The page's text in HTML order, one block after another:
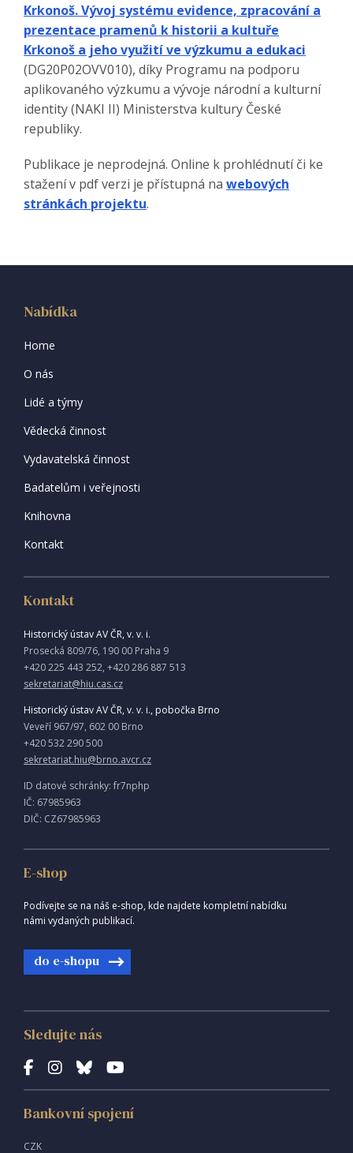
Krkonoš. Vývoj systému evidence, zpracování a
prezentace pramenů k historii a kultuře
Krkonoš a jeho využití ve výzkumu a edukaci
(DG20P02OVV010), díky Programu na podporu
aplikovaného výzkumu a vývoje národní a kulturní
identity (NAKI II) Ministerstva kultury České
republiky.
Publikace je neprodejná. Online k prohlédnutí či ke
stažení v pdf verzi je přístupná na webových
stránkách projektu.
Nabídka
Home
O nás
Lidé a týmy
Vědecká činnost
Vydavatelská činnost
Badatelům i veřejnosti
Knihovna
Kontakt
Kontakt
Historický ústav AV ČR, v. v. i.
Prosecká 809/76, 190 00 Praha 9
+420 225 443 252, +420 286 887 513
sekretariat@hiu.cas.cz
Historický ústav AV ČR, v. v. i., pobočka Brno
Veveří 967/97, 602 00 Brno
+420 532 290 500
sekretariat.hiu@brno.avcr.cz
ID datové schránky: fr7nphp
IČ: 67985963
DIČ: CZ67985963
E-shop
Podívejte se na náš e-shop, kde najdete kompletní nabídku
námi vydaných publikací.
do e-shopu
Sledujte nás
Bankovní spojení
CZK